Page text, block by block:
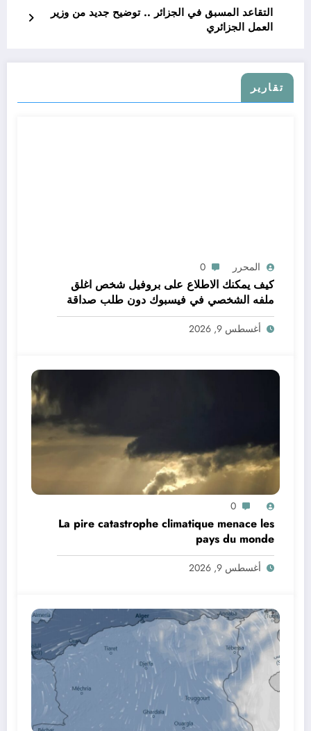
التقاعد المسبق في الجزائر .. توضيح جديد من وزير
العمل الجزائري
تقارير
المحرر 0
كيف يمكنك الاطلاع على بروفيل شخص اغلق
ملفه الشخصي في فيسبوك دون طلب صداقة
.. الاطلاع على محتوى صفحة شخص اغلق ملفه
الشخصي في فيسبوك دون طلب صداقة
أغسطس 9, 2026
0
La pire catastrophe climatique menace les
pays du monde
أغسطس 9, 2026